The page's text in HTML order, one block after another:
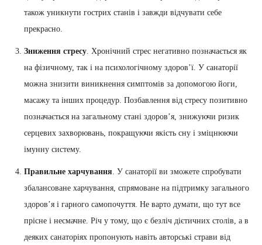
також уникнути гострих станів і завжди відчувати себе
прекрасно.
Зниження стресу. Хронічний стрес негативно позначається як
на фізичному, так і на психологічному здоров’ї. У санаторії
можна знизити виникнення симптомів за допомогою йоги,
масажу та інших процедур. Позбавлення від стресу позитивно
позначається на загальному стані здоров’я, знижуючи ризик
серцевих захворювань, покращуючи якість сну і зміцнюючи
імунну систему.
Правильне харчування. У санаторії ви зможете спробувати
збалансоване харчування, спрямоване на підтримку загального
здоров’я і гарного самопочуття. Не варто думати, що тут все
прісне і несмачне. Річ у тому, що є безліч дієтичних столів, а в
деяких санаторіях пропонують навіть авторські страви від